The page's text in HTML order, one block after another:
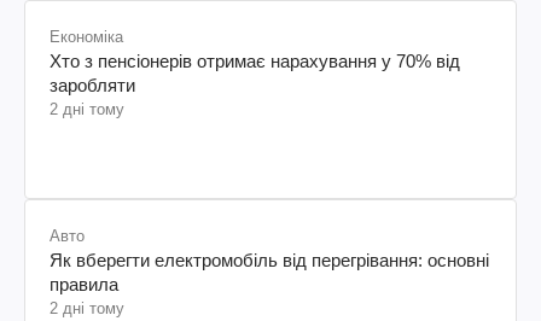
Економіка
Хто з пенсіонерів отримає нарахування у 70% від
заробляти
2 дні тому
Авто
Як вберегти електромобіль від перегрівання: основні
правила
2 дні тому